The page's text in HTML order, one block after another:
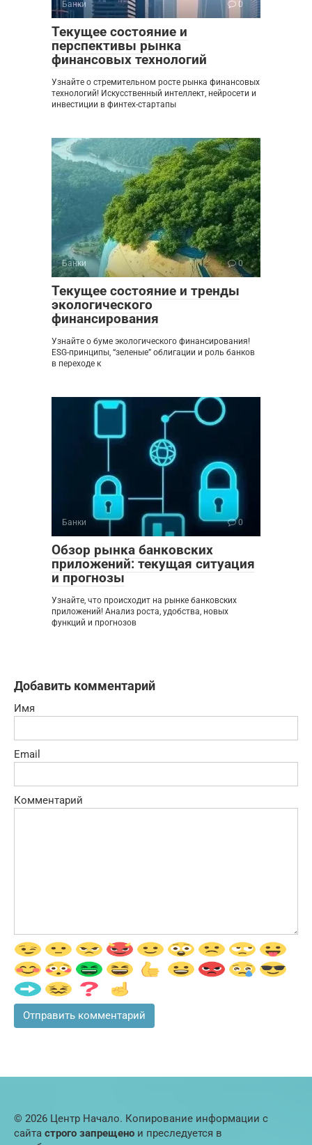
Банки 0
Текущее состояние и
перспективы рынка
финансовых технологий
Узнайте о стремительном росте рынка финансовых
технологий! Искусственный интеллект, нейросети и
инвестиции в финтех-стартапы
Банки 0
Текущее состояние и тренды
экологического
финансирования
Узнайте о буме экологического финансирования!
ESG-принципы, “зеленые” облигации и роль банков
в переходе к
Банки 0
Обзор рынка банковских
приложений: текущая ситуация
и прогнозы
Узнайте, что происходит на рынке банковских
приложений! Анализ роста, удобства, новых
функций и прогнозов
Добавить комментарий
Имя
Email
Комментарий
© 2026 Центр Начало. Копирование информации с
сайта строго запрещено и преследуется в